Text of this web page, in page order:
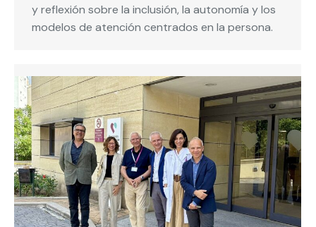
y reflexión sobre la inclusión, la autonomía y los
modelos de atención centrados en la persona.